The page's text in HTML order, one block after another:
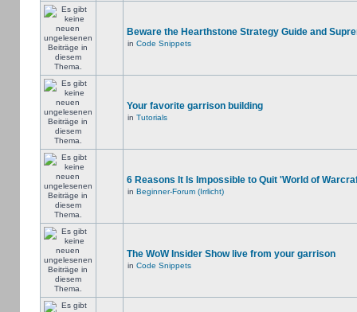
Beware the Hearthstone Strategy Guide and
in Code Snippets
Your favorite garrison building
in Tutorials
6 Reasons It Is Impossible to Quit 'World of
in Beginner-Forum (Irrlicht)
The WoW Insider Show live from your garrison
in Code Snippets